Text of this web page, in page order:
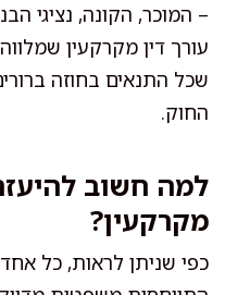
– המוכר, הקונה, נציגי
עורך דין מקרקעין
שכל התנאים בחוזה
החוק.
למה חשוב
מקרקעין?
כפי שניתן לראות, כל